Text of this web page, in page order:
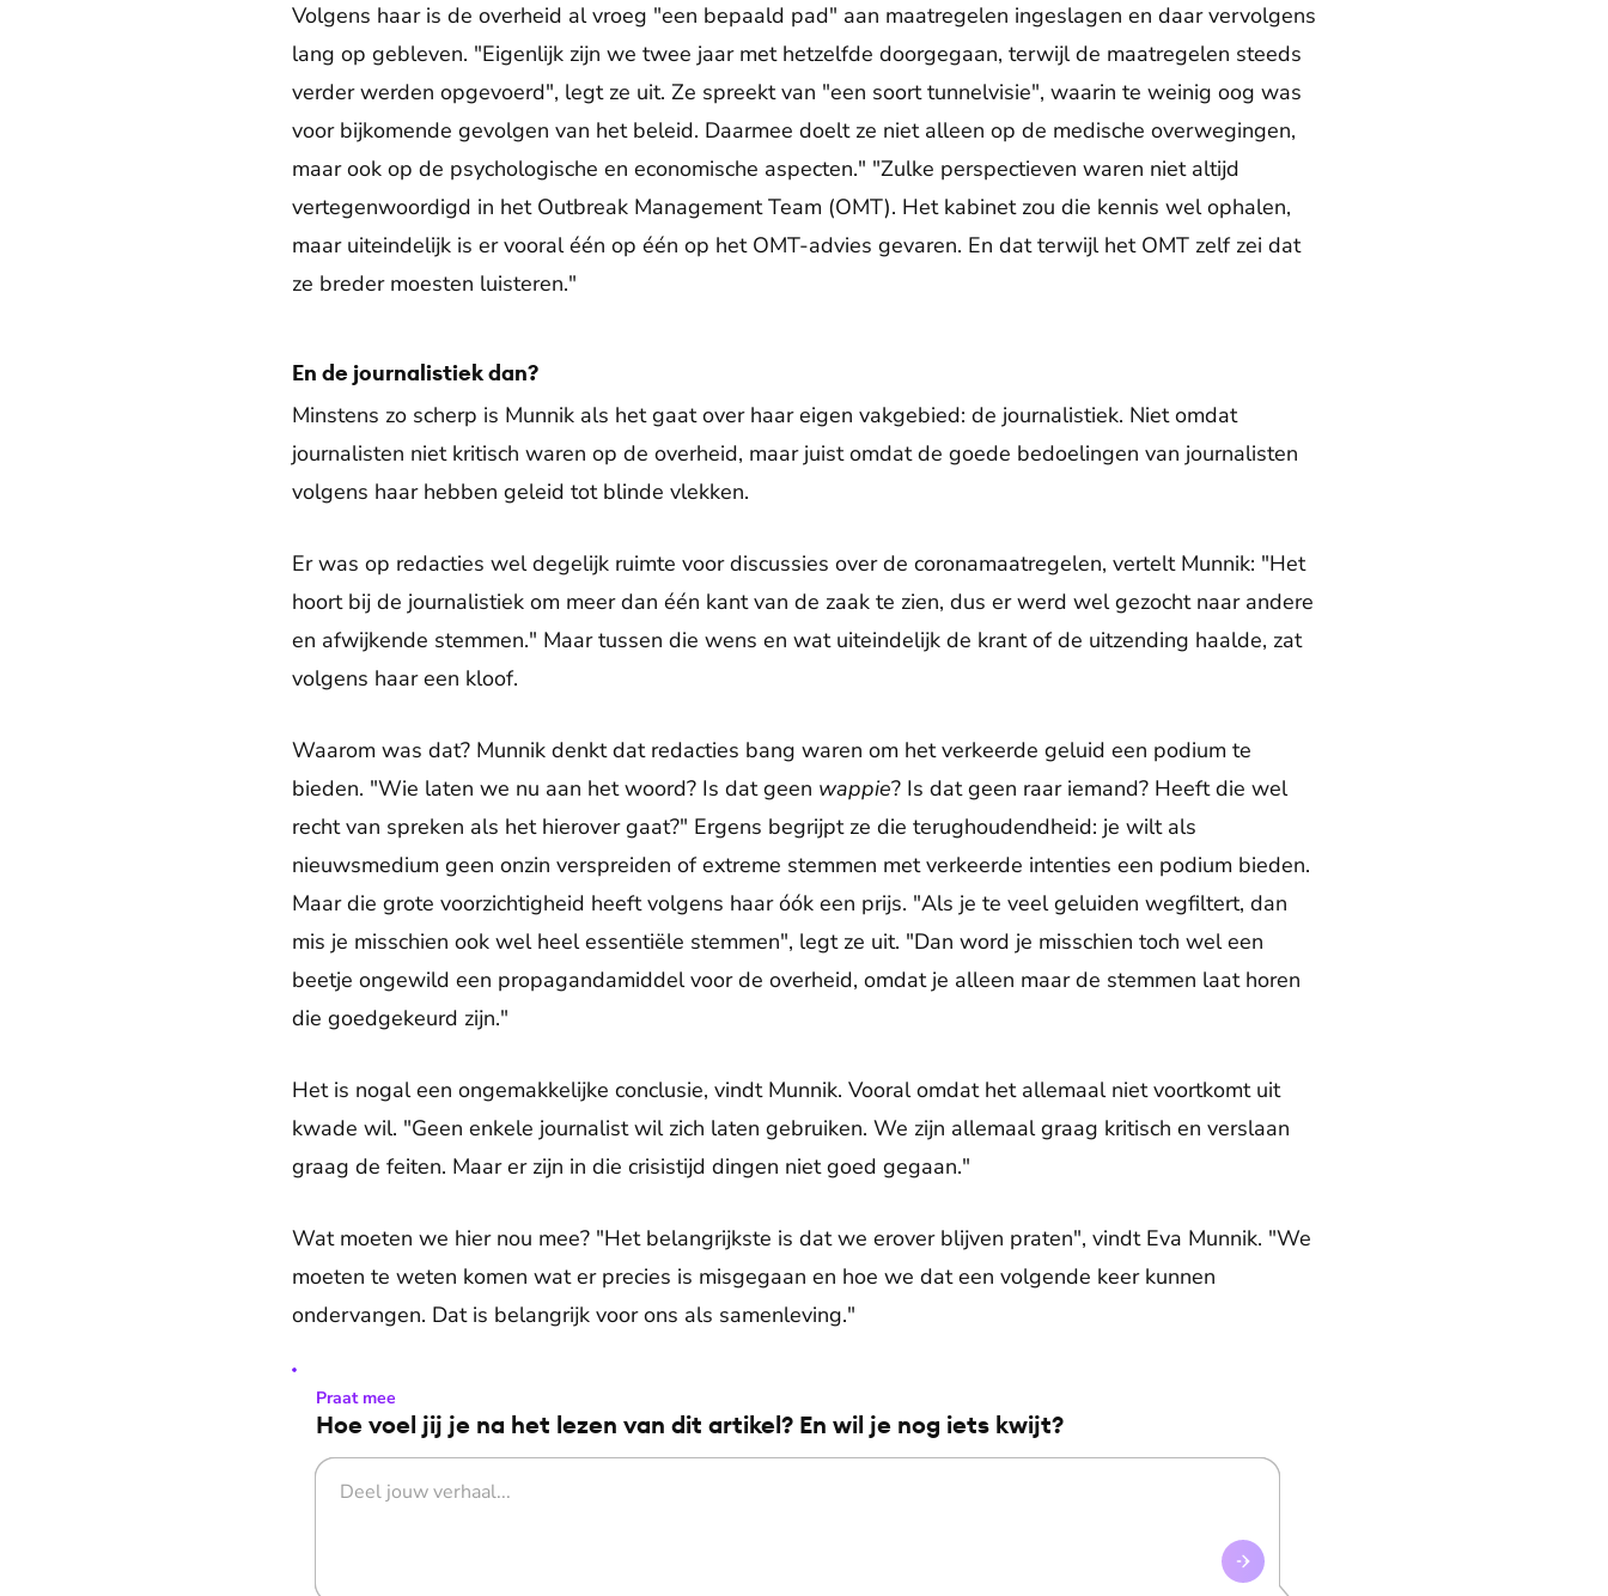
Volgens haar is de overheid al vroeg "een bepaald pad" aan maatregelen ingeslagen en daar vervolgens
lang op gebleven. "Eigenlijk zijn we twee jaar met hetzelfde doorgegaan, terwijl de maatregelen steeds
verder werden opgevoerd", legt ze uit. Ze spreekt van "een soort tunnelvisie", waarin te weinig oog was
voor bijkomende gevolgen van het beleid. Daarmee doelt ze niet alleen op de medische overwegingen,
maar ook op de psychologische en economische aspecten." "Zulke perspectieven waren niet altijd
vertegenwoordigd in het Outbreak Management Team (OMT). Het kabinet zou die kennis wel ophalen,
maar uiteindelijk is er vooral één op één op het OMT-advies gevaren. En dat terwijl het OMT zelf zei dat
ze breder moesten luisteren."
En de journalistiek dan?
Minstens zo scherp is Munnik als het gaat over haar eigen vakgebied: de journalistiek. Niet omdat
journalisten niet kritisch waren op de overheid, maar juist omdat de goede bedoelingen van journalisten
volgens haar hebben geleid tot blinde vlekken.
Er was op redacties wel degelijk ruimte voor discussies over de coronamaatregelen, vertelt Munnik: "Het
hoort bij de journalistiek om meer dan één kant van de zaak te zien, dus er werd wel gezocht naar andere
en afwijkende stemmen." Maar tussen die wens en wat uiteindelijk de krant of de uitzending haalde, zat
volgens haar een kloof.
Waarom was dat? Munnik denkt dat redacties bang waren om het verkeerde geluid een podium te
bieden. "Wie laten we nu aan het woord? Is dat geen wappie? Is dat geen raar iemand? Heeft die wel
recht van spreken als het hierover gaat?" Ergens begrijpt ze die terughoudendheid: je wilt als
nieuwsmedium geen onzin verspreiden of extreme stemmen met verkeerde intenties een podium bieden.
Maar die grote voorzichtigheid heeft volgens haar óók een prijs. "Als je te veel geluiden wegfiltert, dan
mis je misschien ook wel heel essentiële stemmen", legt ze uit. "Dan word je misschien toch wel een
beetje ongewild een propagandamiddel voor de overheid, omdat je alleen maar de stemmen laat horen
die goedgekeurd zijn."
Het is nogal een ongemakkelijke conclusie, vindt Munnik. Vooral omdat het allemaal niet voortkomt uit
kwade wil. "Geen enkele journalist wil zich laten gebruiken. We zijn allemaal graag kritisch en verslaan
graag de feiten. Maar er zijn in die crisistijd dingen niet goed gegaan."
Wat moeten we hier nou mee? "Het belangrijkste is dat we erover blijven praten", vindt Eva Munnik. "We
moeten te weten komen wat er precies is misgegaan en hoe we dat een volgende keer kunnen
ondervangen. Dat is belangrijk voor ons als samenleving."
Praat mee
Hoe voel jij je na het lezen van dit artikel? En wil je nog iets kwijt?